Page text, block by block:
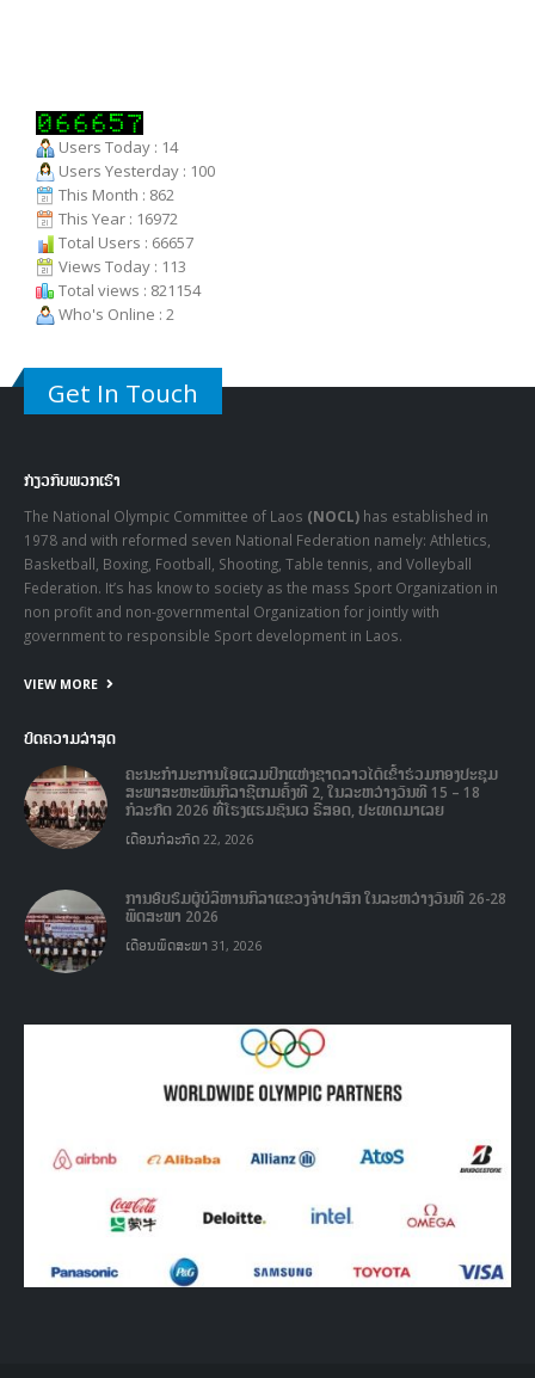
Users Today : 14
Users Yesterday : 100
This Month : 862
This Year : 16972
Total Users : 66657
Views Today : 113
Total views : 821154
Who's Online : 2
Get In Touch
ກ່ຽວກັບພວກເຮົາ
The National Olympic Committee of Laos (NOCL) has established in
1978 and with reformed seven National Federation namely: Athletics,
Basketball, Boxing, Football, Shooting, Table tennis, and Volleyball
Federation. It’s has know to society as the mass Sport Organization in
non profit and non-governmental Organization for jointly with
government to responsible Sport development in Laos.
VIEW MORE
ບົດຄວາມລ່າສຸດ
ຄະນະກໍາມະການໂອແລມປິກແຫ່ງຊາດລາວໄດ້ເຂົ້າຮ່ວມກອງປະຊຸມ
ສະພາສະຫະພັນກິລາຊີເກມຄັ້ງທີ 2, ໃນລະຫວ່າງວັນທີ 15 – 18
ກໍລະກົດ 2026 ທີ່ໂຮງແຮມຊັນເວ ຣີສອດ, ປະເທດມາເລຍ
ເດືອນກໍລະກົດ 22, 2026
ການອົບຮົມຜູ້ບໍລິຫານກິລາແຂວງຈໍາປາສັກ ໃນລະຫວ່າງວັນທີ 26-28
ພຶດສະພາ 2026
ເດືອນພຶດສະພາ 31, 2026